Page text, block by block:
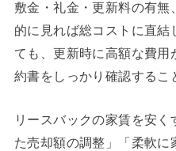
敷金・礼金・更新料の有無
的に見れば総コストに直結
ても、更新時に高額な費用
約書をしっかり確認するこ
リースバックの家賃を安
た売却額の調整」「柔軟に